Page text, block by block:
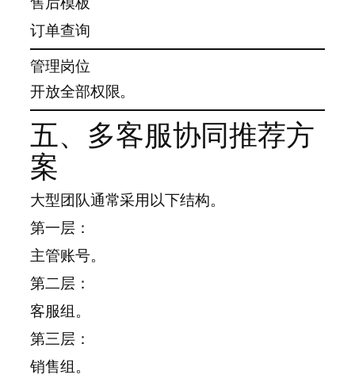
订单查询
管理岗位
开放全部权限。
五、多客服协同推荐方
案
大型团队通常采用以下结构。
第一层：
主管账号。
第二层：
客服组。
第三层：
销售组。